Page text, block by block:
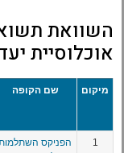
השוואת
אוכלוסיית
מיקום שם הקופה
1
הפניקס